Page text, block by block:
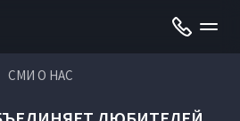
СМИ О НАС